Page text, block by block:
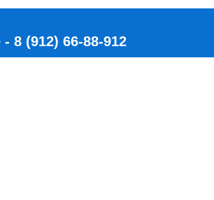
8 (912) 66-88-912